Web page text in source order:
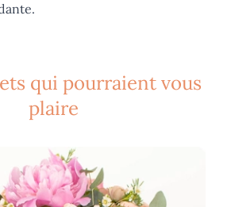
qui pourraient vous
plaire